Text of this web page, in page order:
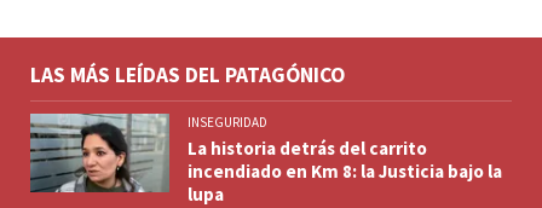
LAS MÁS LEÍDAS DEL PATAGÓNICO
INSEGURIDAD
La historia detrás del carrito
incendiado en Km 8: la Justicia bajo la
lupa